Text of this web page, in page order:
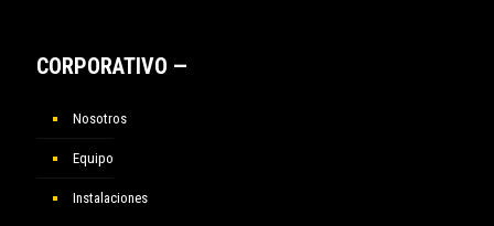
CORPORATIVO —
Nosotros
Equipo
Instalaciones